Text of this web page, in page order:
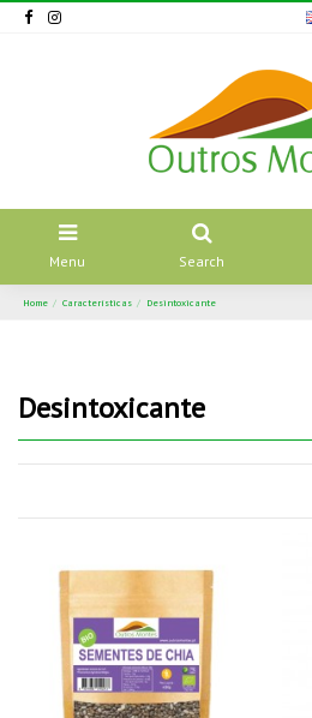
Menu Search
Home Características Desintoxicante
Desintoxicante